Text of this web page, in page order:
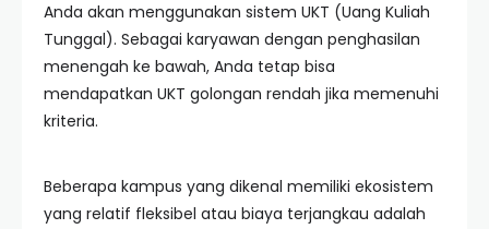
Anda akan menggunakan sistem UKT (Uang Kuliah
Tunggal). Sebagai karyawan dengan penghasilan
menengah ke bawah, Anda tetap bisa
mendapatkan UKT golongan rendah jika memenuhi
kriteria.
Beberapa kampus yang dikenal memiliki ekosistem
yang relatif fleksibel atau biaya terjangkau adalah